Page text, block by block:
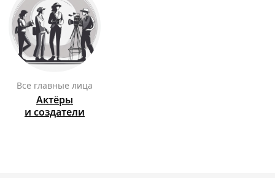
Все главные лица
Актёры
и создатели